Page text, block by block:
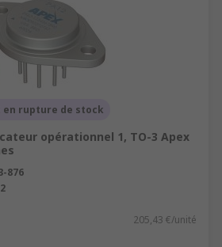
rupture de stock
opérationnel 1, TO-3 Apex
876
205,43 €/unité